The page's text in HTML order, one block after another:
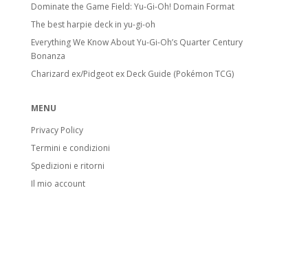
Dominate the Game Field: Yu-Gi-Oh! Domain Format
The best harpie deck in yu-gi-oh
Everything We Know About Yu-Gi-Oh’s Quarter Century
Bonanza
Charizard ex/Pidgeot ex Deck Guide (Pokémon TCG)
MENU
Privacy Policy
Termini e condizioni
Spedizioni e ritorni
Il mio account